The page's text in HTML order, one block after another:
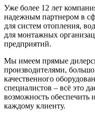
Уже более 12 лет
надежным партнером в
для систем отопления,
для монтажных
предприятий.
Мы имеем прямые
производителями,
качественного
специалистов – всё это
возможность
каждому клиенту.